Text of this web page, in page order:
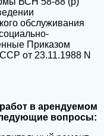
обслуживания
Приказом
от 23.11.1988 N
в арендуемом
вопросы: